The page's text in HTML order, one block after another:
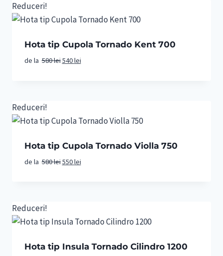
Reduceri!
Hota tip Cupola Tornado Kent 700
de la580leiPrețul
540leiPrețul
Reduceri!
Hota tip Cupola Tornado Violla 750
de la580leiPrețul
550leiPrețul
Reduceri!
Hota tip Insula Tornado Cilindro 1200